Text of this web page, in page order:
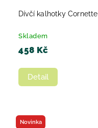
Dívčí kalhotky
Skladem
458 Kč
Detail
Novinka